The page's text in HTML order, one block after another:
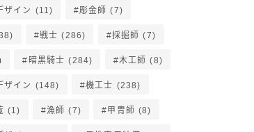
ザイン (11) 彫金師 (7)
戦士 (286) 採掘師 (7)
暗黒騎士 (284) 木工師 (8)
ザイン (148) 機工士 (238)
(1) 漁師 (7) 甲冑師 (8)